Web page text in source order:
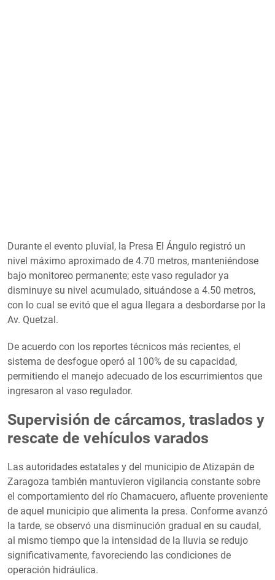
Durante el evento pluvial, la Presa El Ángulo registró un
nivel máximo aproximado de 4.70 metros, manteniéndose
bajo monitoreo permanente; este vaso regulador ya
disminuye su nivel acumulado, situándose a 4.50 metros,
con lo cual se evitó que el agua llegara a desbordarse por la
Av. Quetzal.
De acuerdo con los reportes técnicos más recientes, el
sistema de desfogue operó al 100% de su capacidad,
permitiendo el manejo adecuado de los escurrimientos que
ingresaron al vaso regulador.
Supervisión de cárcamos, traslados y
rescate de vehículos varados
Las autoridades estatales y del municipio de Atizapán de
Zaragoza también mantuvieron vigilancia constante sobre
el comportamiento del río Chamacuero, afluente proveniente
de aquel municipio que alimenta la presa. Conforme avanzó
la tarde, se observó una disminución gradual en su caudal,
al mismo tiempo que la intensidad de la lluvia se redujo
significativamente, favoreciendo las condiciones de
operación hidráulica.